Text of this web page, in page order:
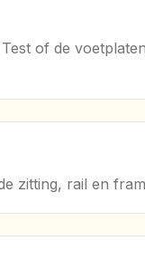
of de
zitting, rail en